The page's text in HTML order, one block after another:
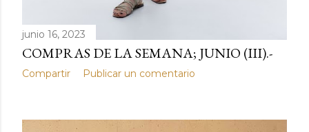
junio 16, 2023
COMPRAS DE LA SEMANA; JUNIO (III).-
Compartir Publicar un comentario